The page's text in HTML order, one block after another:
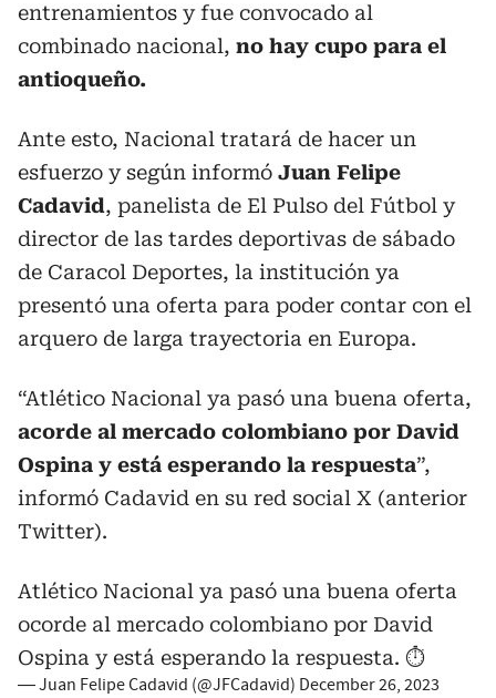
entrenamientos y fue convocado al
combinado nacional, no hay cupo para el
antioqueño.
Ante esto, Nacional tratará de hacer un
esfuerzo y según informó Juan Felipe
Cadavid, panelista de El Pulso del Fútbol y
director de las tardes deportivas de sábado
de Caracol Deportes, la institución ya
presentó una oferta para poder contar con el
arquero de larga trayectoria en Europa.
“Atlético Nacional ya pasó una buena oferta,
acorde al mercado colombiano por David
Ospina y está esperando la respuesta”,
informó Cadavid en su red social X (anterior
Twitter).
Atlético Nacional ya pasó una buena oferta
ocorde al mercado colombiano por David
Ospina y está esperando la respuesta. ⏱️
— Juan Felipe Cadavid (@JFCadavid) December 26, 2023